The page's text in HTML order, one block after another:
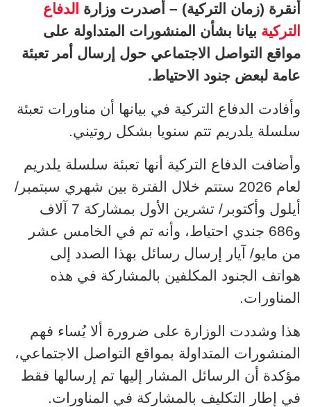
أنقرة (زمان التركية) – أصدرت وزارة الدفاع
التركية بيانا بشأن المنشورات المتداولة على
مواقع التواصل الاجتماعي حول إرسال أمر تعبئة
عامة لبعض جنود الاحتياط.
وأفادت الدفاع التركية في بيانها أن مناورات تعبئة
سلسلة يلدريم تتم سنويا بشكل روتيني.
وأضافت الدفاع التركية أنها تعبئة سلسلة يلدريم
لعام 2026 ستتم خلال الفترة بين شهري سبتمبر/
أيلول وأكتوبر/ تشرين الأول بمشاركة 7 آلاف
و686 جندي احتياط، وأنه تم في الخامس عشر
من مايو/ آيار إرسال رسائل بهذا الصدد إلى
هواتف الجنود المكلفين بالمشاركة في هذه
المناورات.
هذا وشددت الوزارة على ضرورة ألا يُساء فهم
المنشورات المتداولة بمواقع التواصل الاجتماعي،
مؤكدة أن الرسائل المشار إليها تم إرسالها فقط
في إطار التكليف بالمشاركة في المناورات.